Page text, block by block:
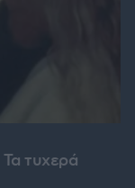
τυχερά